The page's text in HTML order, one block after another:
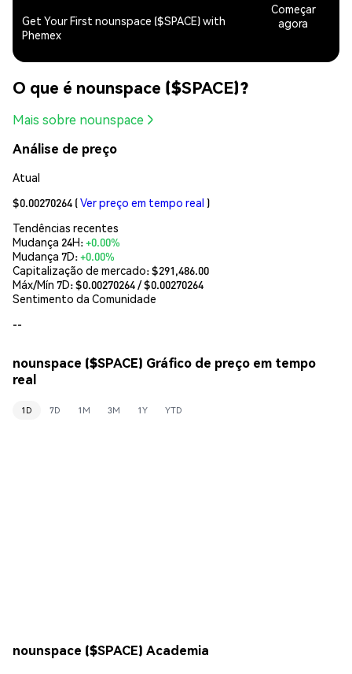
Get Your First nounspace ($SPACE) with
Phemex
Começar
agora
O que é nounspace ($SPACE)?
Mais sobre nounspace
Análise de preço
Atual
$0.00270264 (Ver preço em tempo real )
Tendências recentes
Mudança 24H:+0.00%
Mudança 7D:+0.00%
Capitalização de mercado:$291,486.00
Máx/Mín 7D: $0.00270264/ $0.00270264
Sentimento da Comunidade
--
nounspace ($SPACE) Gráfico de preço em tempo
real
1D 7D 1M 3M 1Y YTD
nounspace ($SPACE) Academia